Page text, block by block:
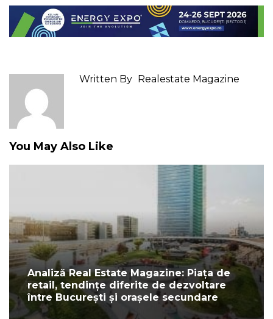
Written By Realestate Magazine
You May Also Like
Analiză Real Estate Magazine: Piața de
retail, tendințe diferite de dezvoltare
între București și orașele secundare